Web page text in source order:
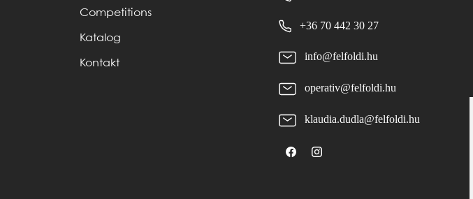
Competitions
Katalog
Kontakt
+36 70 442 30 27
info@felfoldi.hu
operativ@felfoldi.hu
klaudia.dudla@felfoldi.hu